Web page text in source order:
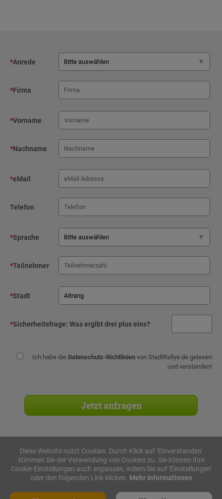
*Anrede
*Firma
*Vorname
*Nachname
*eMail
Telefon
*Sprache
*Teilnehmer
*Stadt
*Sicherheitsfrage: Was ergibt drei plus eins?
Ich habe die Datenschutz-Richtlinien von StadtRallye.de gelesen
und verstanden!
Stadtrallyes
iPad Rallye
Diese Website nutzt Cookies. Durch Klick auf 'Einverstanden'
stimmen Sie der Verwendung von Cookies zu. Sie können Ihre
Cookie-Einstellungen auch anpassen, indem Sie auf 'Einstellungen'
oder den folgenden Link klicken. Mehr Informationen